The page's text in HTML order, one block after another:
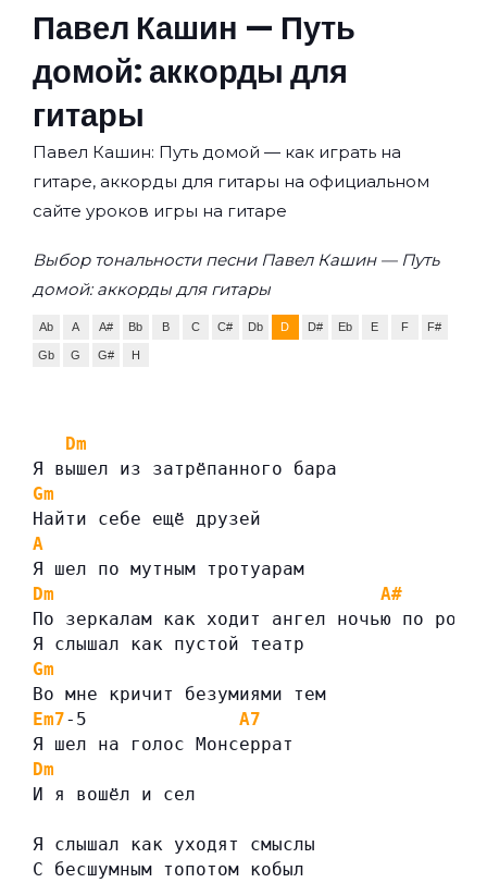
Павел Кашин — Путь
домой: аккорды для
гитары
Павел Кашин: Путь домой — как играть на
гитаре, аккорды для гитары на официальном
сайте уроков игры на гитаре
Выбор тональности песни Павел Кашин — Путь
домой: аккорды для гитары
Ab A A# Bb B C C# Db D D# Eb E F F#
Gb G G# H
Dm
Я вышел из затрёпанного бара
Gm
Найти себе ещё друзей
A
Я шел по мутным тротуарам
Dm
A#
По зеркалам как ходит ангел ночью по росе
Я слышал как пустой театр
Gm
Во мне кричит безумиями тем
Em7-5 A7
Я шел на голос Монсеррат
Dm
И я вошёл и сел
Я слышал как уходят смыслы
С бесшумным топотом кобыл